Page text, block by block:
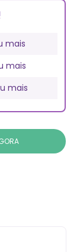
mais
mais
mais